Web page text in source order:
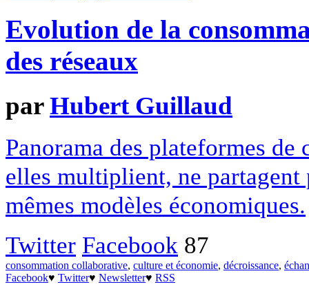
Evolution de la
des réseaux
parHubert Guillaud
Panorama des plateformes
elles multiplient, ne
mêmes modèles économiques.
Twitter Facebook 87
consommation collaborative, culture et économie, décroissance,
Facebook♥ Twitter♥ Newsletter♥ RSS